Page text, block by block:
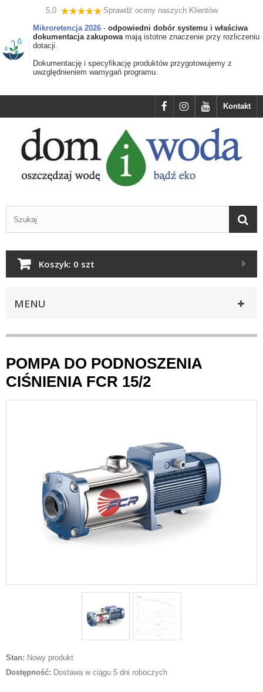
5,0
Sprawdź oceny naszych Klientów
Mikroretencja 2026 - odpowiedni dobór systemu i właściwa
dokumentacja zakupowamają istotne znaczenie przy rozliczeniu
dotacji.
Dokumentację i specyfikację produktów przygotowujemy z
uwzględnieniem wamygań programu.
Kontakt
Koszyk: 0 szt
MENU
POMPA DO PODNOSZENIA
CIŚNIENIA FCR 15/2
Stan: Nowy produkt
Dostępność: Dostawa w ciągu 5 dni roboczych